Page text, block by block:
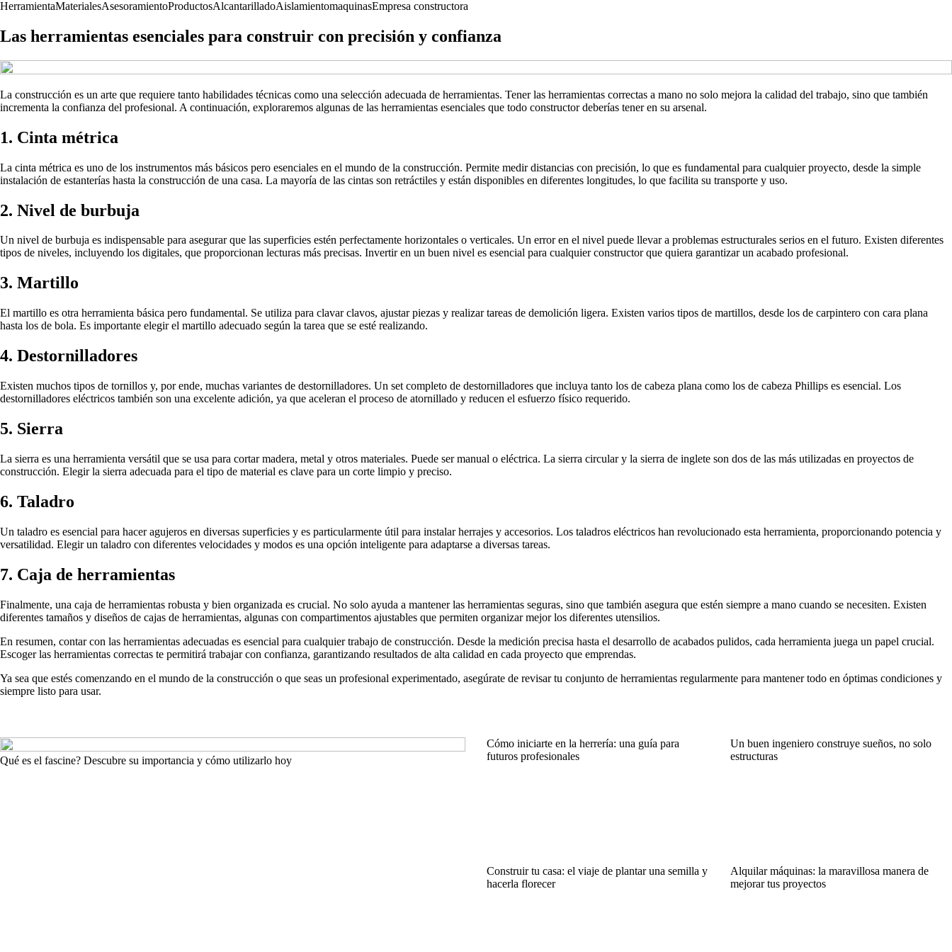
HerramientaMaterialesAsesoramientoProductosAlcantarilladoAislamientomaquinasEmpresa constructora
Las herramientas esenciales para construir con precisión y confianza
La construcción es un arte que requiere tanto habilidades técnicas como una selección adecuada de herramientas. Tener las herramientas correctas a mano no solo mejora la calidad del trabajo, sino que también
incrementa la confianza del profesional. A continuación, exploraremos algunas de las herramientas esenciales que todo constructor deberías tener en su arsenal.
1. Cinta métrica
La cinta métrica es uno de los instrumentos más básicos pero esenciales en el mundo de la construcción. Permite medir distancias con precisión, lo que es fundamental para cualquier proyecto, desde la simple
instalación de estanterías hasta la construcción de una casa. La mayoría de las cintas son retráctiles y están disponibles en diferentes longitudes, lo que facilita su transporte y uso.
2. Nivel de burbuja
Un nivel de burbuja es indispensable para asegurar que las superficies estén perfectamente horizontales o verticales. Un error en el nivel puede llevar a problemas estructurales serios en el futuro. Existen diferentes
tipos de niveles, incluyendo los digitales, que proporcionan lecturas más precisas. Invertir en un buen nivel es esencial para cualquier constructor que quiera garantizar un acabado profesional.
3. Martillo
El martillo es otra herramienta básica pero fundamental. Se utiliza para clavar clavos, ajustar piezas y realizar tareas de demolición ligera. Existen varios tipos de martillos, desde los de carpintero con cara plana
hasta los de bola. Es importante elegir el martillo adecuado según la tarea que se esté realizando.
4. Destornilladores
Existen muchos tipos de tornillos y, por ende, muchas variantes de destornilladores. Un set completo de destornilladores que incluya tanto los de cabeza plana como los de cabeza Phillips es esencial. Los
destornilladores eléctricos también son una excelente adición, ya que aceleran el proceso de atornillado y reducen el esfuerzo físico requerido.
5. Sierra
La sierra es una herramienta versátil que se usa para cortar madera, metal y otros materiales. Puede ser manual o eléctrica. La sierra circular y la sierra de inglete son dos de las más utilizadas en proyectos de
construcción. Elegir la sierra adecuada para el tipo de material es clave para un corte limpio y preciso.
6. Taladro
Un taladro es esencial para hacer agujeros en diversas superficies y es particularmente útil para instalar herrajes y accesorios. Los taladros eléctricos han revolucionado esta herramienta, proporcionando potencia y
versatilidad. Elegir un taladro con diferentes velocidades y modos es una opción inteligente para adaptarse a diversas tareas.
7. Caja de herramientas
Finalmente, una caja de herramientas robusta y bien organizada es crucial. No solo ayuda a mantener las herramientas seguras, sino que también asegura que estén siempre a mano cuando se necesiten. Existen
diferentes tamaños y diseños de cajas de herramientas, algunas con compartimentos ajustables que permiten organizar mejor los diferentes utensilios.
En resumen, contar con las herramientas adecuadas es esencial para cualquier trabajo de construcción. Desde la medición precisa hasta el desarrollo de acabados pulidos, cada herramienta juega un papel crucial.
Escoger las herramientas correctas te permitirá trabajar con confianza, garantizando resultados de alta calidad en cada proyecto que emprendas.
Ya sea que estés comenzando en el mundo de la construcción o que seas un profesional experimentado, asegúrate de revisar tu conjunto de herramientas regularmente para mantener todo en óptimas condiciones y
siempre listo para usar.
Qué es el fascine? Descubre su importancia y cómo utilizarlo hoy
Cómo iniciarte en la herrería: una guía para
futuros profesionales
Un buen ingeniero construye sueños, no solo
estructuras
Construir tu casa: el viaje de plantar una semilla y
hacerla florecer
Alquilar máquinas: la maravillosa manera de
mejorar tus proyectos